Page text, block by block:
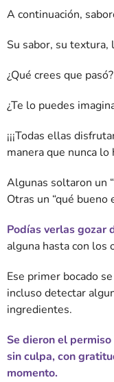
A continuación,
Su sabor, su
¿Qué crees que pasó?
¿Te lo puedes
¡¡¡Todas ellas
manera que nunca lo
Algunas soltaron un
Otras un “qué bueno
Podías verlas gozar
alguna hasta con los
Ese primer bocado
incluso detectar
ingredientes.
Se dieron el
sin culpa, con
momento.